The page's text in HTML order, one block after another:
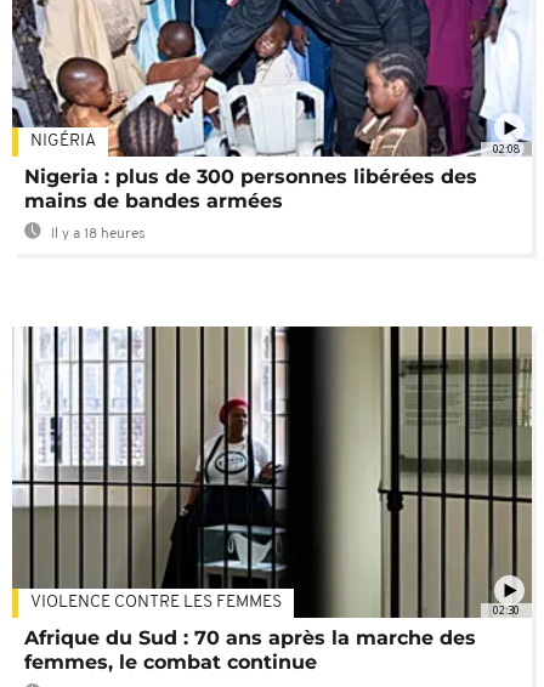
02:08
NIGÉRIA
Nigeria : plus de 300 personnes libérées des
mains de bandes armées
Il y a 18 heures
02:30
VIOLENCE CONTRE LES FEMMES
Afrique du Sud : 70 ans après la marche des
femmes, le combat continue